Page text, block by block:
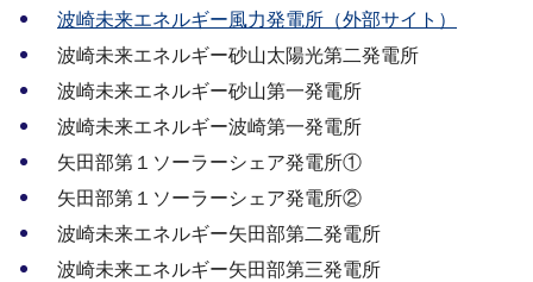
波崎未来エネルギー風力発電所（外部サイト）
波崎未来エネルギー砂山太陽光第二発電所
波崎未来エネルギー砂山第一発電所
波崎未来エネルギー波崎第一発電所
矢田部第１ソーラーシェア発電所①
矢田部第１ソーラーシェア発電所②
波崎未来エネルギー矢田部第二発電所
波崎未来エネルギー矢田部第三発電所